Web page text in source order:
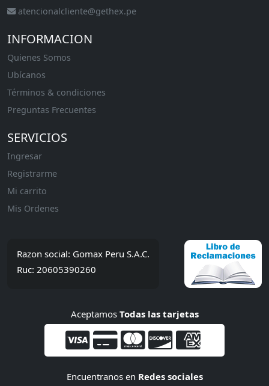
atencionalcliente@gethex.pe
INFORMACION
Quienes Somos
Ubícanos
Términos & condiciones
Preguntas Frecuentes
SERVICIOS
Ingresar
Registrarme
Mi carrito
Mis Ordenes
Razon social: Gomax Peru S.A.C.
Ruc: 20605390260
Aceptamos Todas las tarjetas
Encuentranos en Redes sociales